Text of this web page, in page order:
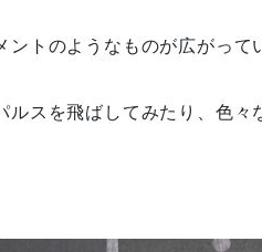
ントのようなものが広がって
ルスを飛ばしてみたり、色々